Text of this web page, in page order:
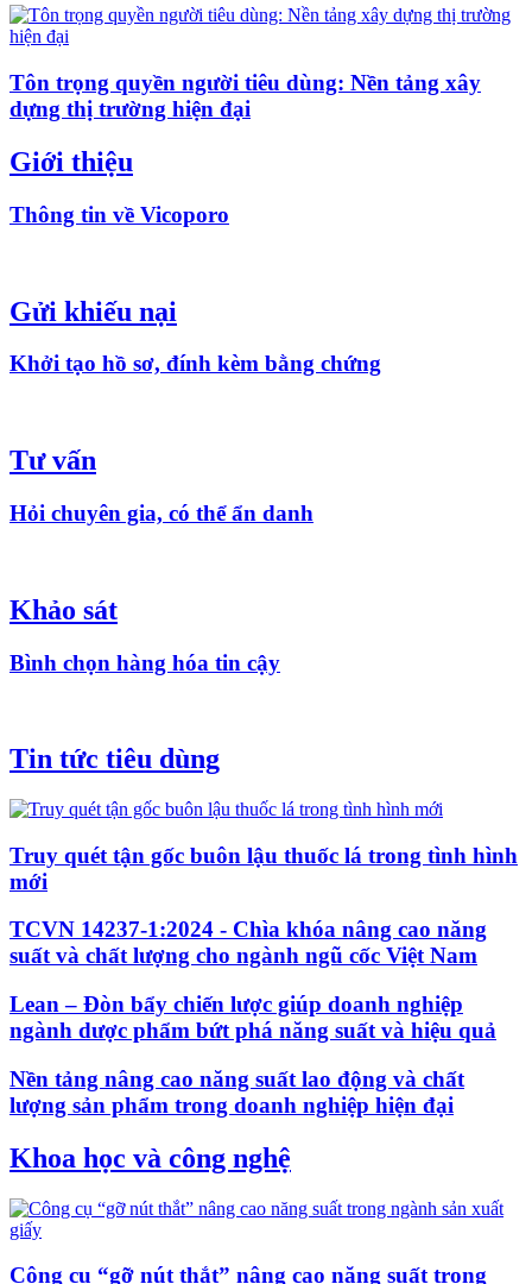
Tôn trọng quyền người tiêu dùng: Nền tảng xây
dựng thị trường hiện đại
Giới thiệu
Thông tin về Vicoporo
Gửi khiếu nại
Khởi tạo hồ sơ, đính kèm bằng chứng
Tư vấn
Hỏi chuyên gia, có thể ẩn danh
Khảo sát
Bình chọn hàng hóa tin cậy
Tin tức tiêu dùng
Truy quét tận gốc buôn lậu thuốc lá trong tình hình
mới
TCVN 14237-1:2024 - Chìa khóa nâng cao năng
suất và chất lượng cho ngành ngũ cốc Việt Nam
Lean – Đòn bẩy chiến lược giúp doanh nghiệp
ngành dược phẩm bứt phá năng suất và hiệu quả
Nền tảng nâng cao năng suất lao động và chất
lượng sản phẩm trong doanh nghiệp hiện đại
Khoa học và công nghệ
Công cụ “gỡ nút thắt” nâng cao năng suất trong